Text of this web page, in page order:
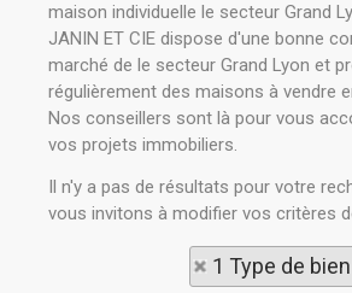
maison individuelle le secteur Grand
JANIN ET CIE dispose d'une bonne
marché de le secteur Grand Lyon et
régulièrement des maisons à vendre
Nos conseillers sont là pour vous
vos projets immobiliers.
Il n'y a pas de résultats pour votre
vous invitons à modifier vos critères
1 Type de bien